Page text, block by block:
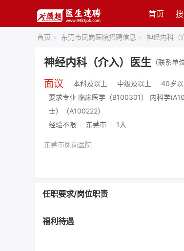
首页
首页 > 东莞市凤岗医院招聘信息 > 神经内科（
神经内科（介入）医生 （联系单
面议 本科及以上 中级及以上
40岁
要求专业 临床医学（B100301） 内科学
士）（A100222）
经验不限
东莞市 1人
东莞市凤岗医院
任职要求/岗位职责
福利待遇